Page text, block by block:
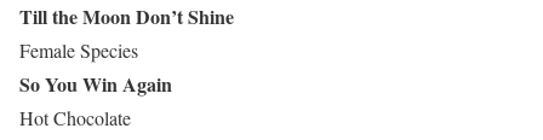
Till the Moon Don’t Shine
Female Species
So You Win Again
Hot Chocolate